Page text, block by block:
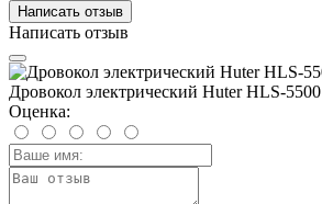
Написать отзыв
Написать отзыв
Дровокол электрический Huter HLS-5500
Оценка: